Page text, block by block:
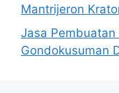
Mantrijeron
Jasa Pembuatan
Gondokusuman